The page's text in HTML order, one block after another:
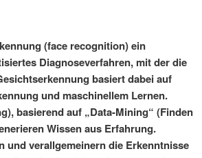
(face recognition) ein
Diagnoseverfahren, mit der die
basiert dabei auf
und maschinellem Lernen.
basierend auf „Data-Mining“ (Finden
Wissen aus Erfahrung.
und verallgemeinern die Erkenntnisse